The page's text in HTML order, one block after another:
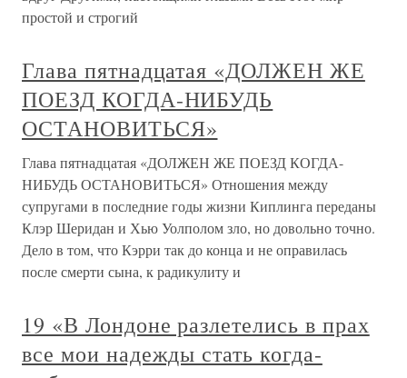
простой и строгий
Глава пятнадцатая «ДОЛЖЕН ЖЕ
ПОЕЗД КОГДА-НИБУДЬ
ОСТАНОВИТЬСЯ»
Глава пятнадцатая «ДОЛЖЕН ЖЕ ПОЕЗД КОГДА-
НИБУДЬ ОСТАНОВИТЬСЯ» Отношения между
супругами в последние годы жизни Киплинга переданы
Клэр Шеридан и Хью Уолполом зло, но довольно точно.
Дело в том, что Кэрри так до конца и не оправилась
после смерти сына, к радикулиту и
19 «В Лондоне разлетелись в прах
все мои надежды стать когда-